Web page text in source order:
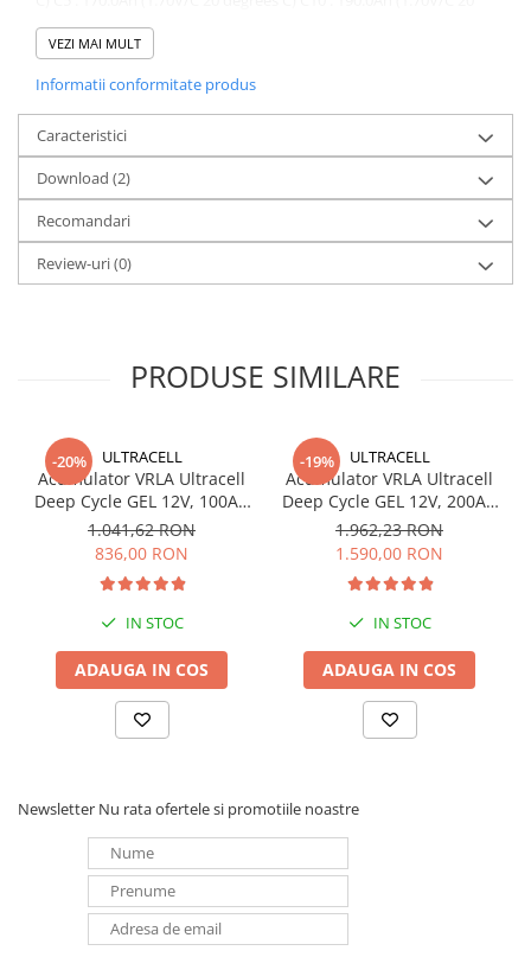
Deep Cycle - Tractiune/Semi-
Tractiune
Marine & Caravan
APC
Pachete acumulatori VRLA
Sisteme de management (BMS)
Redresoare, incarcatoare si testere
UPS pentru centrale termice si
extern
UPS Calculatoare si Servere
UPS Trifazat
Stabilizatoare Tensiune
PDUs unitati de distributie a
energiei electrice
Cabinete baterii
Acumulatori UPS
Drumetii / Camping
Statii energie portabile
degrees C) C20 : 200.0Ah (1.75V/C 20 degrees C) C100: 230.0Ah
(1.80V/C 20 degrees C) Dimensiuni (L x l x H) 518x238x274 mm
gel Part Number: NGSO120230HSOCADate tehnice: Amperaj: C1 :
120.0Ah (1.70V/C 20 degrees C) C5 : 170.0Ah (1.70V/C 20 degrees
C) C10 : 190.0Ah (1.70V/C 20 degrees C) C20 : 200.0Ah (1.75V/C 20
degrees C) C100: 230.0Ah (1.80V/C 20 degrees C) Dimensiuni (L x l
x H) 518x238x274 mm Greutate: 67 kg Tensiune: 12 V Tip: plumb-
gel Tehnologie: plumb-gel Part Number: NGSO120230HSOCA
VEZI MAI MULT
Informatii conformitate produs
Caracteristici
Download (2)
Recomandari
Review-uri(0)
PRODUSE SIMILARE
-20% ULTRACELL
Acumulator VRLA Ultracell
Deep Cycle GEL 12V, 100Ah
UCG100-12 F10
1.041,62 RON
836,00 RON
IN STOC
ADAUGA IN COS
-19% ULTRACELL
Acumulator VRLA Ultracell
Deep Cycle GEL 12V, 200Ah
UCG200-12
1.962,23 RON
1.590,00 RON
IN STOC
ADAUGA IN COS
Newsletter Nu rata ofertele si promotiile noastre